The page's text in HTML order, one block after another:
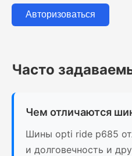
Авторизоваться
Часто
Чем отличаются
Шины opti ride p685
и долговечность и